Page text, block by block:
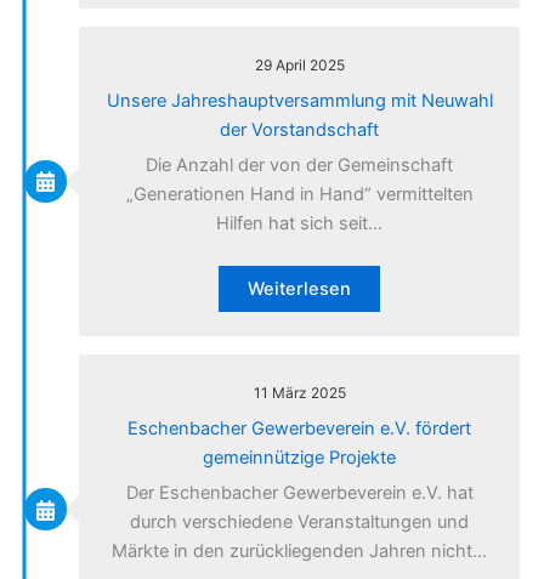
29 April 2025
Unsere Jahreshauptversammlung mit Neuwahl
der Vorstandschaft
Die Anzahl der von der Gemeinschaft
„Generationen Hand in Hand“ vermittelten
Hilfen hat sich seit…
Weiterlesen
11 März 2025
Eschenbacher Gewerbeverein e.V. fördert
gemeinnützige Projekte
Der Eschenbacher Gewerbeverein e.V. hat
durch verschiedene Veranstaltungen und
Märkte in den zurückliegenden Jahren nicht…